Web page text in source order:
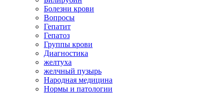
Болезни крови
Вопросы
Гепатит
Гепатоз
Группы крови
Диагностика
желтуха
желчный пузырь
Народная медицина
Нормы и патологии